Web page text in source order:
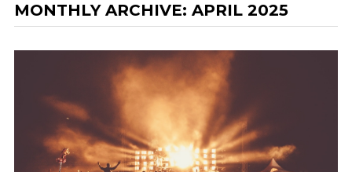
MONTHLY ARCHIVE: APRIL 2025